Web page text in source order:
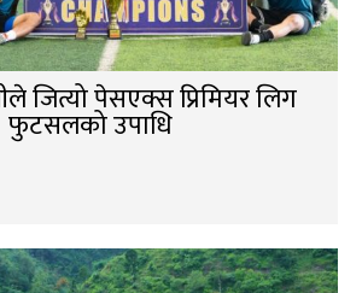
जित्यो पेसएक्स प्रिमियर लिग
फुटसलको उपाधि